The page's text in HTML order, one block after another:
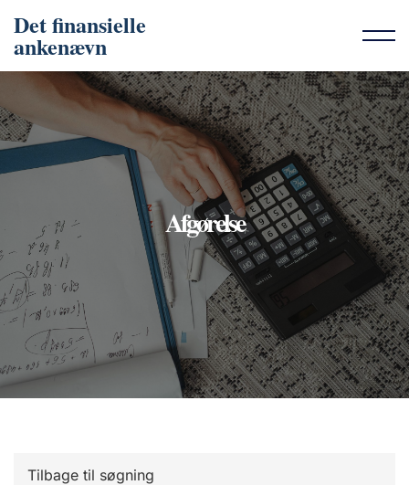
Det finansielle
ankenævn
Afgørelse
Tilbage til søgning